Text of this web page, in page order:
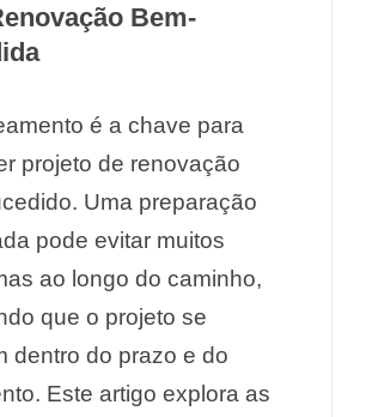
Bem-
é a chave para
projeto de renovação
Uma preparação
pode evitar muitos
ao longo do caminho,
que o projeto se
dentro do prazo e do
Este artigo explora as